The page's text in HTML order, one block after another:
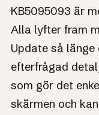
KB5095093 är
Alla lyfter fram
Update så
efterfrågad
som gör det
skärmen och